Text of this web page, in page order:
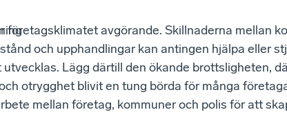
företagsklimatet avgörande. Skillnaderna mellan
och upphandlingar kan antingen hjälpa eller
Lägg därtill den ökande brottsligheten,
otrygghet blivit en tung börda för många
mellan företag, kommuner och polis för att